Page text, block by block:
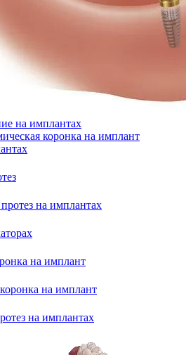
на имплантах
коронка на имплант
на имплантах
на имплант
на имплант
на имплантах